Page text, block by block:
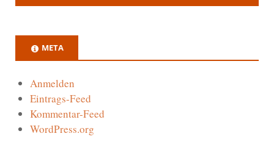
META
Anmelden
Eintrags-Feed
Kommentar-Feed
WordPress.org